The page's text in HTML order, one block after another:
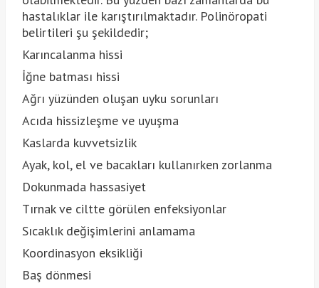
hastalıklar ile karıştırılmaktadır. Polinöropati
belirtileri şu şekildedir;
Karıncalanma hissi
İğne batması hissi
Ağrı yüzünden oluşan uyku sorunları
Acıda hissizleşme ve uyuşma
Kaslarda kuvvetsizlik
Ayak, kol, el ve bacakları kullanırken zorlanma
Dokunmada hassasiyet
Tırnak ve ciltte görülen enfeksiyonlar
Sıcaklık değişimlerini anlamama
Koordinasyon eksikliği
Baş dönmesi